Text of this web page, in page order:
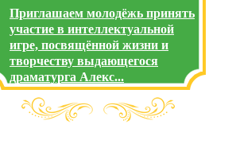
Приглашаем молодёжь принять
участие в интеллектуальной
игре, посвящённой жизни и
творчеству выдающегося
драматурга Алекс...